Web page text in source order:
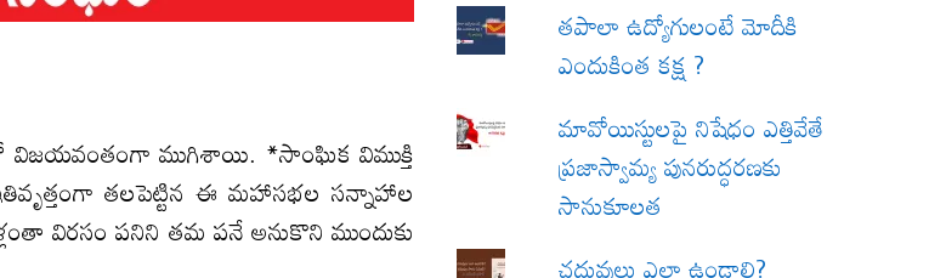
విజయవంతంగా ముగిశాయి. *సాంఘిక విముక్తి
త‌ల‌పెట్టిన ఈ మ‌హాస‌భ‌ల‌ సన్నాహాల
విర‌సం ప‌నిని త‌మ ప‌నే అనుకొని ముందుకు
త‌పాలా ఉద్యోగులంటే మోదీకి
ఎందుకింత కక్ష ?
మావోయిస్టులపై నిషేధం ఎత్తివేతే
ప్రజాస్వామ్య పునరుద్ధరణకు
సానుకూలత